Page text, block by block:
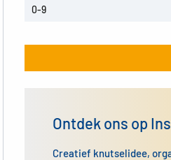
0-9
Ontdek ons op
Creatief knutselidee,